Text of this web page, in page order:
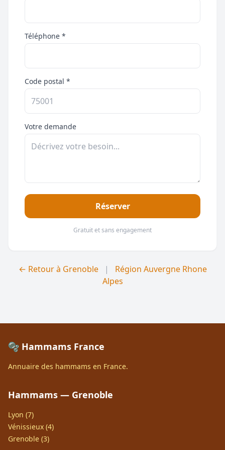
Téléphone *
Code postal *
Votre demande
Réserver
Gratuit et sans engagement
← Retour à Grenoble |
Région Auvergne Rhone
Alpes
🫧 Hammams France
Annuaire des hammams en France.
Hammams — Grenoble
Lyon (7)
Vénissieux (4)
Grenoble (3)